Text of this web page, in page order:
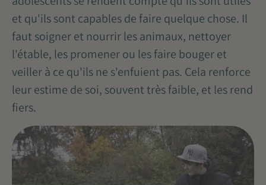
et qu'ils sont capables de faire quelque chose. Il
faut soigner et nourrir les animaux, nettoyer
l'étable, les promener ou les faire bouger et
veiller à ce qu'ils ne s'enfuient pas. Cela renforce
leur estime de soi, souvent très faible, et les rend
fiers.